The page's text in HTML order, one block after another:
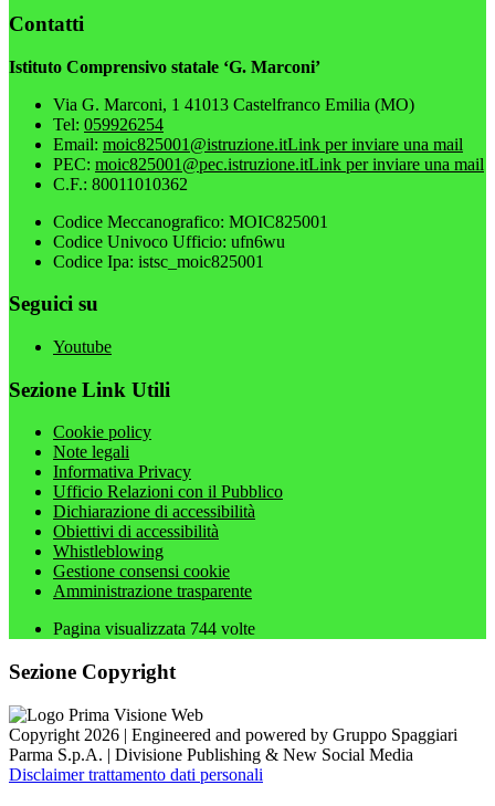
Contatti
Istituto Comprensivo statale ‘G. Marconi’
Via G. Marconi, 1 41013 Castelfranco Emilia (MO)
Tel: 059926254
Email: moic825001@istruzione.itLink per inviare una mail
PEC: moic825001@pec.istruzione.itLink per inviare una mail
C.F.: 80011010362
Codice Meccanografico: MOIC825001
Codice Univoco Ufficio: ufn6wu
Codice Ipa: istsc_moic825001
Seguici su
Youtube
Sezione Link Utili
Cookie policy
Note legali
Informativa Privacy
Ufficio Relazioni con il Pubblico
Dichiarazione di accessibilità
Obiettivi di accessibilità
Whistleblowing
Gestione consensi cookie
Amministrazione trasparente
Pagina visualizzata 744 volte
Sezione Copyright
Copyright 2026 | Engineered and powered by Gruppo Spaggiari
Parma S.p.A. | Divisione Publishing & New Social Media
Disclaimer trattamento dati personali